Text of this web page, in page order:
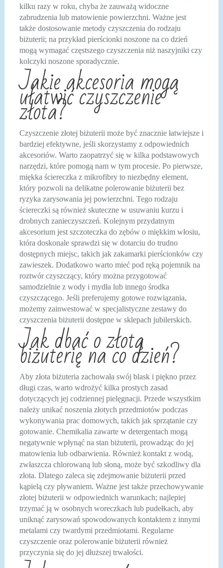
kilku razy w roku, chyba że zauważą widoczne
zabrudzenia lub matowienie powierzchni. Ważne jest
także dostosowanie metody czyszczenia do rodzaju
biżuterii; na przykład pierścionki noszone na co dzień
mogą wymagać częstszego czyszczenia niż naszyjniki czy
kolczyki noszone sporadycznie.
Jakie akcesoria mogą
ułatwić czyszczenie
złota?
Czyszczenie złotej biżuterii może być znacznie łatwiejsze i
bardziej efektywne, jeśli skorzystamy z odpowiednich
akcesoriów. Warto zaopatrzyć się w kilka podstawowych
narzędzi, które pomogą nam w tym procesie. Po pierwsze,
miękka ściereczka z mikrofibry to niezbędny element,
który pozwoli na delikatne polerowanie biżuterii bez
ryzyka zarysowania jej powierzchni. Tego rodzaju
ściereczki są również skuteczne w usuwaniu kurzu i
drobnych zanieczyszczeń. Kolejnym przydatnym
akcesorium jest szczoteczka do zębów o miękkim włosiu,
która doskonale sprawdzi się w dotarciu do trudno
dostępnych miejsc, takich jak zakamarki pierścionków czy
zawieszek. Dodatkowo warto mieć pod ręką pojemnik na
roztwór czyszczący, który można przygotować
samodzielnie z wody i mydła lub innego środka
czyszczącego. Jeśli preferujemy gotowe rozwiązania,
możemy zainwestować w specjalistyczne zestawy do
czyszczenia biżuterii dostępne w sklepach jubilerskich.
Jak dbać o złotą
biżuterię na co dzień?
Aby złota biżuteria zachowała swój blask i piękno przez
długi czas, warto wdrożyć kilka prostych zasad
dotyczących jej codziennej pielęgnacji. Przede wszystkim
należy unikać noszenia złotych przedmiotów podczas
wykonywania prac domowych, takich jak sprzątanie czy
gotowanie. Chemikalia zawarte w detergentach mogą
negatywnie wpłynąć na stan biżuterii, prowadząc do jej
matowienia lub odbarwienia. Również kontakt z wodą,
zwłaszcza chlorowaną lub słoną, może być szkodliwy dla
złota. Dlatego zaleca się zdejmowanie biżuterii przed
kąpielą czy pływaniem. Ważne jest także przechowywanie
złotej biżuterii w odpowiednich warunkach; najlepiej
trzymać ją w osobnych woreczkach lub pudełkach, aby
uniknąć zarysowań spowodowanych kontaktem z innymi
metalami czy twardymi przedmiotami. Regularne
czyszczenie oraz polerowanie biżuterii również
przyczynia się do jej dłuższej trwałości.